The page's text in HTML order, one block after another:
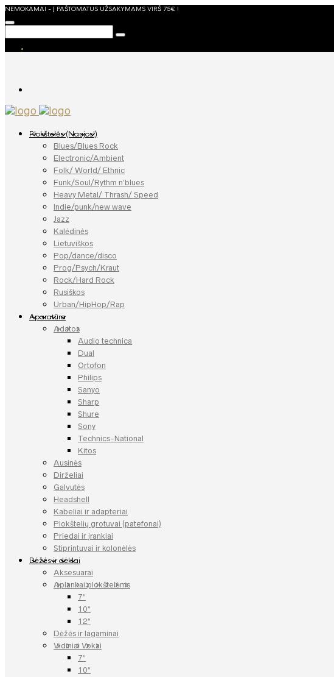
NEMOKAMAI - Į PAŠTOMATUS UŽSAKYMAMS VIRŠ 75€ !
Plokštelės (Naujos!)
Blues/Blues Rock
Electronic/Ambient
Folk/ World/ Ethnic
Funk/Soul/Rythm n’blues
Heavy Metal/ Thrash/ Speed
Indie/punk/new wave
Jazz
Kalėdinės
Lietuviškos
Pop/dance/disco
Prog/Psych/Kraut
Rock/Hard Rock
Rusiškos
Urban/HipHop/Rap
Aparatūra
Adatos
Audio technica
Dual
Ortofon
Philips
Sanyo
Sharp
Shure
Sony
Technics-National
Kitos
Ausinės
Dirželiai
Galvutės
Headshell
Kabeliai ir adapteriai
Plokštelių grotuvai (patefonai)
Priedai ir įrankiai
Stiprintuvai ir kolonėlės
Dėžės ir dėklai
Aksesuarai
Aplankai plokštelėms
7″
10″
12″
Dėžės ir lagaminai
Vidiniai Vokai
7″
10″